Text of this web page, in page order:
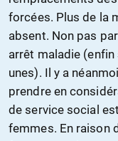
forcées. Plus de la
absent. Non pas
arrêt maladie
unes). Il y a
prendre en
de service social
femmes. En raison